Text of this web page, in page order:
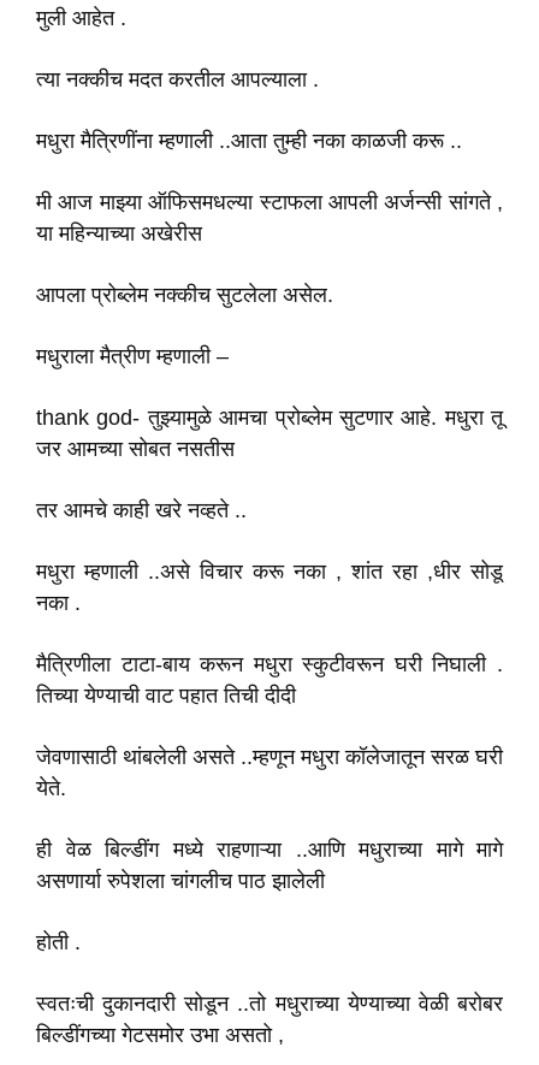
मुली आहेत .
त्या नक्कीच मदत करतील आपल्याला .
मधुरा मैत्रिणींना म्हणाली ..आता तुम्ही नका काळजी करू ..
मी आज माझ्या ऑफिसमधल्या स्टाफला आपली अर्जन्सी सांगते ,
या महिन्याच्या अखेरीस
आपला प्रोब्लेम नक्कीच सुटलेला असेल.
मधुराला मैत्रीण म्हणाली –
thank god- तुझ्यामुळे आमचा प्रोब्लेम सुटणार आहे. मधुरा तू
जर आमच्या सोबत नसतीस
तर आमचे काही खरे नव्हते ..
मधुरा म्हणाली ..असे विचार करू नका , शांत रहा ,धीर सोडू
नका .
मैत्रिणीला टाटा-बाय करून मधुरा स्कुटीवरून घरी निघाली .
तिच्या येण्याची वाट पहात तिची दीदी
जेवणासाठी थांबलेली असते ..म्हणून मधुरा कॉलेजातून सरळ घरी
येते.
ही वेळ बिल्डींग मध्ये राहणाऱ्या ..आणि मधुराच्या मागे मागे
असणार्या रुपेशला चांगलीच पाठ झालेली
होती .
स्वतःची दुकानदारी सोडून ..तो मधुराच्या येण्याच्या वेळी बरोबर
बिल्डींगच्या गेटसमोर उभा असतो ,